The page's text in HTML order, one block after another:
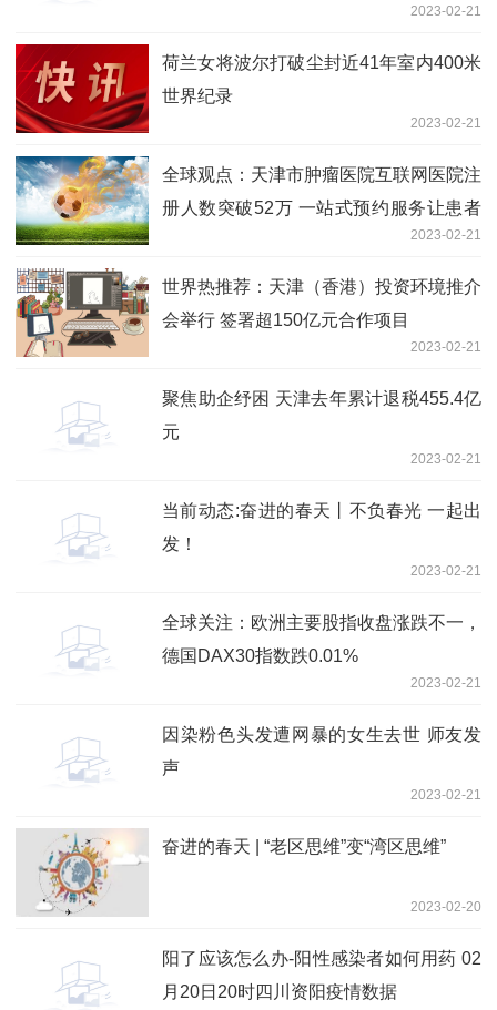
2023-02-21
荷兰女将波尔打破尘封近41年室内400米
世界纪录
2023-02-21
全球观点：天津市肿瘤医院互联网医院注
册人数突破52万 一站式预约服务让患者
2023-02-21
世界热推荐：天津（香港）投资环境推介
会举行 签署超150亿元合作项目
2023-02-21
聚焦助企纾困 天津去年累计退税455.4亿
元
2023-02-21
当前动态:奋进的春天丨不负春光 一起出
发！
2023-02-21
全球关注：欧洲主要股指收盘涨跌不一，
德国DAX30指数跌0.01%
2023-02-21
因染粉色头发遭网暴的女生去世 师友发
声
2023-02-21
奋进的春天 | “老区思维”变“湾区思维”
2023-02-20
阳了应该怎么办-阳性感染者如何用药 02
月20日20时四川资阳疫情数据